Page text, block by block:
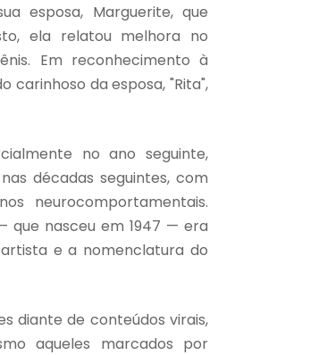
esposa, Marguerite, que
ela relatou melhora no
Em reconhecimento à
carinhoso da esposa, "Rita",
no ano seguinte,
décadas seguintes, com
neurocomportamentais.
que nasceu em 1947 — era
e a nomenclatura do
diante de conteúdos virais,
aqueles marcados por